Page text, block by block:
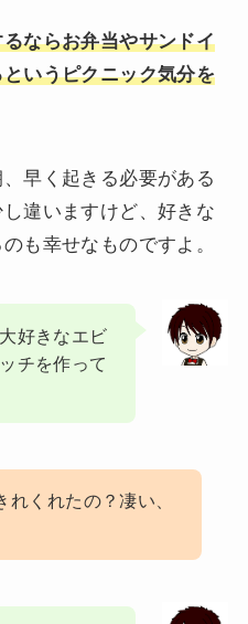
ならお弁当やサンドイ
いうピクニック気分を
早く起きる必要がある
違いますけど、好きな
も幸せなものですよ。
好きなエビ
チを作って
れくれたの？凄い、